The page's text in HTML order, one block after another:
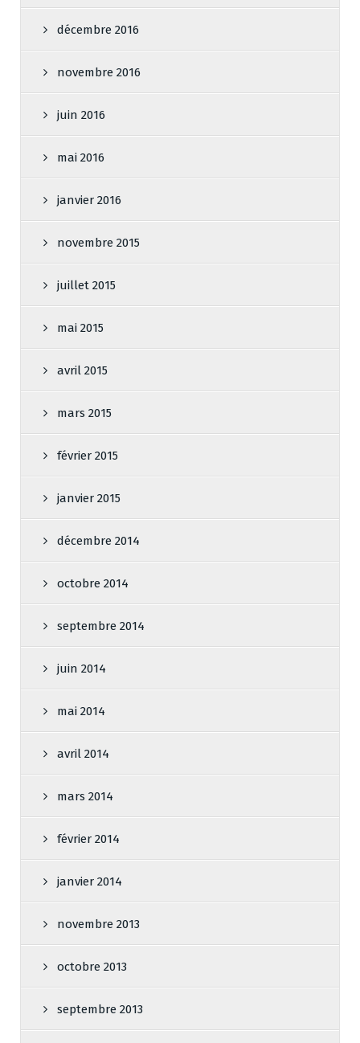
décembre 2016
novembre 2016
juin 2016
mai 2016
janvier 2016
novembre 2015
juillet 2015
mai 2015
avril 2015
mars 2015
février 2015
janvier 2015
décembre 2014
octobre 2014
septembre 2014
juin 2014
mai 2014
avril 2014
mars 2014
février 2014
janvier 2014
novembre 2013
octobre 2013
septembre 2013